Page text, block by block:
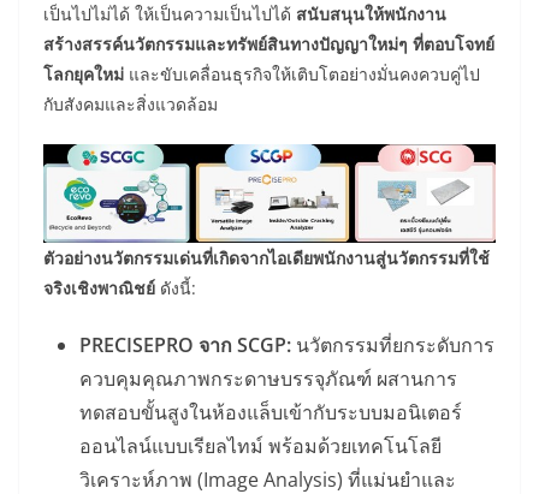
เป็นไปไม่ได้ ให้เป็นความเป็นไปได้ สนับสนุนให้พนักงาน
สร้างสรรค์นวัตกรรมและทรัพย์สินทางปัญญาใหม่ๆ ที่ตอบโจทย์
โลกยุคใหม่ และขับเคลื่อนธุรกิจให้เติบโตอย่างมั่นคงควบคู่ไป
กับสังคมและสิ่งแวดล้อม
ตัวอย่างนวัตกรรมเด่นที่เกิดจากไอเดียพนักงานสู่นวัตกรรมที่ใช้
จริงเชิงพาณิชย์ ดังนี้:
PRECISEPRO จาก SCGP: นวัตกรรมที่ยกระดับการ
ควบคุมคุณภาพกระดาษบรรจุภัณฑ์ ผสานการ
ทดสอบขั้นสูงในห้องแล็บเข้ากับระบบมอนิเตอร์
ออนไลน์แบบเรียลไทม์ พร้อมด้วยเทคโนโลยี
วิเคราะห์ภาพ (Image Analysis) ที่แม่นยำและ